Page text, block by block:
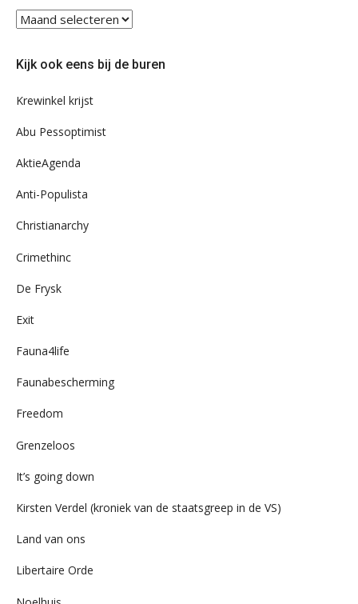
Blader
eens
ons
Kijk ook eens bij de buren
Krewinkel krijst
Abu Pessoptimist
AktieAgenda
Anti-Populista
Christianarchy
Crimethinc
De Frysk
Exit
Fauna4life
Faunabescherming
Freedom
Grenzeloos
It’s going down
Kirsten Verdel (kroniek van de staatsgreep in de VS)
Land van ons
Libertaire Orde